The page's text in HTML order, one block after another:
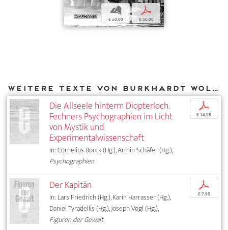
b
€ 50,00
p
€ 50,00
Weitere Texte von Burkhardt Wolf bei DIAPHANES
Die Allseele hinterm Diopterloch.
Fechners Psychographien im Licht
von Mystik und
Experimentalwissenschaft
In: Cornelius Borck (Hg.), Armin Schäfer (Hg.),
Psychographien
p
€ 14,95
Der Kapitän
In: Lars Friedrich (Hg.), Karin Harrasser (Hg.),
Daniel Tyradellis (Hg.), Joseph Vogl (Hg.),
Figuren der Gewalt
p
€ 7,95